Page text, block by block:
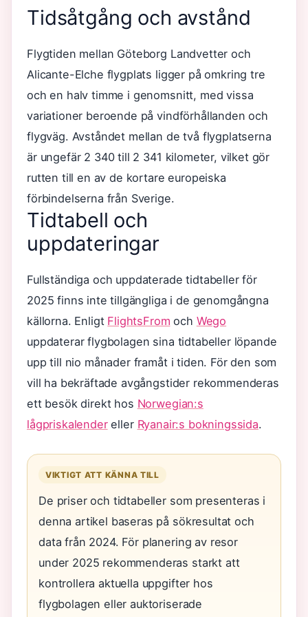
Tidsåtgång och avstånd
Flygtiden mellan Göteborg Landvetter och
Alicante-Elche flygplats ligger på omkring tre
och en halv timme i genomsnitt, med vissa
variationer beroende på vindförhållanden och
flygväg. Avståndet mellan de två flygplatserna
är ungefär 2 340 till 2 341 kilometer, vilket gör
rutten till en av de kortare europeiska
förbindelserna från Sverige.
Tidtabell och
uppdateringar
Fullständiga och uppdaterade tidtabeller för
2025 finns inte tillgängliga i de genomgångna
källorna. Enligt FlightsFrom och Wego
uppdaterar flygbolagen sina tidtabeller löpande
upp till nio månader framåt i tiden. För den som
vill ha bekräftade avgångstider rekommenderas
ett besök direkt hos Norwegian:s
lågpriskalendereller Ryanair:s bokningssida.
VIKTIGT ATT KÄNNA TILL
De priser och tidtabeller som presenteras i
denna artikel baseras på sökresultat och
data från 2024. För planering av resor
under 2025 rekommenderas starkt att
kontrollera aktuella uppgifter hos
flygbolagen eller auktoriserade